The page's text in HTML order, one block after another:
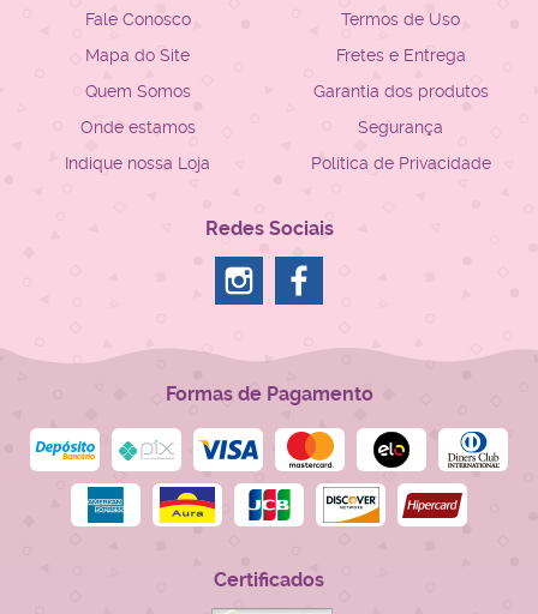
Fale Conosco
Mapa do Site
Quem Somos
Onde estamos
Indique nossa Loja
Termos de Uso
Fretes e Entrega
Garantia dos produtos
Segurança
Política de Privacidade
Redes Sociais
Formas de Pagamento
Certificados